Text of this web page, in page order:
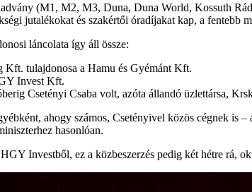
(M1, M2, M3, Duna, Duna World, Kossuth
jutalékokat és szakértői óradíjakat kap, a fentebb
láncolata így áll össze:
Kft. tulajdonosa a Hamu és Gyémánt Kft.
Invest Kft.
Csetényi Csaba volt, azóta állandó üzlettársa,
ahogy számos, Csetényivel közös cégnek is
hasonlóan.
Investből, ez a közbeszerzés pedig két hétre rá,